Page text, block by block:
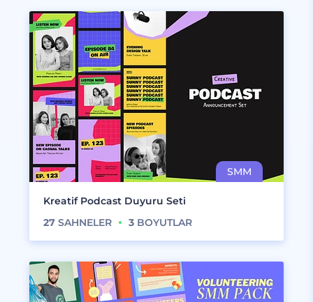
Kreatif Podcast Duyuru Seti
27 SAHNELER 3 BOYUTLAR